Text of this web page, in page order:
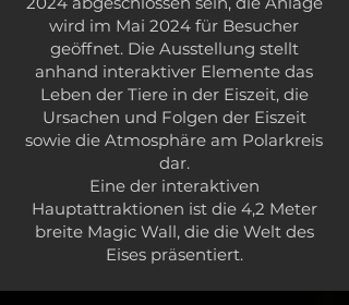
wird im Mai 2024 für Besucher
geöffnet. Die Ausstellung stellt
anhand interaktiver Elemente das
Leben der Tiere in der Eiszeit, die
Ursachen und Folgen der Eiszeit
sowie die Atmosphäre am Polarkreis
dar.
Eine der interaktiven
Hauptattraktionen ist die 4,2 Meter
breite Magic Wall, die die Welt des
Eises präsentiert.